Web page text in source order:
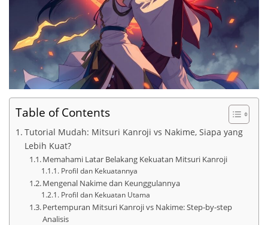
Table of Contents
Tutorial Mudah: Mitsuri Kanroji vs Nakime, Siapa yang
Lebih Kuat?
Memahami Latar Belakang Kekuatan Mitsuri Kanroji
Profil dan Kekuatannya
Mengenal Nakime dan Keunggulannya
Profil dan Kekuatan Utama
Pertempuran Mitsuri Kanroji vs Nakime: Step-by-step
Analisis